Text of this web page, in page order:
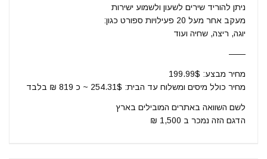
ניתן להוריד שירים לשעון ולשמוע ישירות
מעקב אחר מעל 20 פעילויות ספורט כגון:
יוגה, ריצה, שחיה ועוד
——
מחיר מבצע: 199.99$
מחיר כולל מיסים ומשלוח עד הבית: 254.31$ ~ כ 819 ₪ בלבד
לשם השוואה באתרים המובילים בארץ
הדגם הזה נמכר ב 1,500 ₪